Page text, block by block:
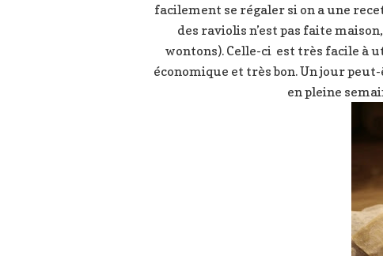
facilement se régaler si on a une
des raviolis n’est pas faite
wontons). Celle-ci est très facile à
économique et très bon. Un jour
en pleine